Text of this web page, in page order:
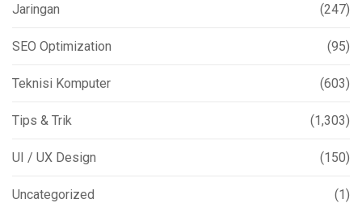
Jaringan (247)
SEO Optimization (95)
Teknisi Komputer (603)
Tips & Trik (1,303)
UI / UX Design (150)
Uncategorized (1)